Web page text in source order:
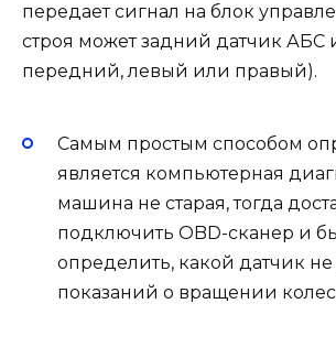
передает сигнал на блок
строя может задний датчик АБС
передний, левый или правый).
Самым простым способом
является компьютерная
машина не старая, тогда
подключить OBD-сканер и
определить, какой датчик не
показаний о вращении